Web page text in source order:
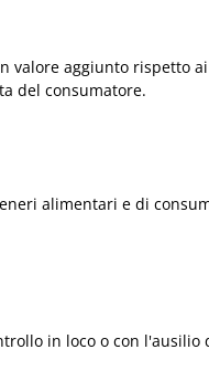
aggiunto rispetto
del consumatore.
alimentari e di
in loco o con l'ausilio